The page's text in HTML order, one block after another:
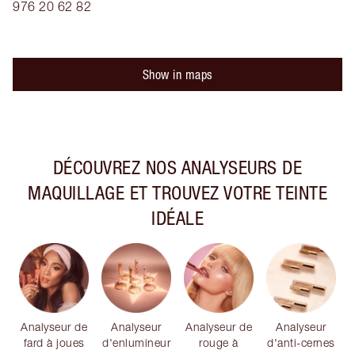
976 20 62 82
Show in maps
DÉCOUVREZ NOS ANALYSEURS DE
MAQUILLAGE ET TROUVEZ VOTRE TEINTE
IDÉALE
Analyseur de
fard à joues
Analyseur
d'enlumineur
Analyseur de
rouge à
Analyseur
d'anti-cernes